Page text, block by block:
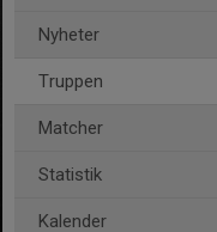
Nyheter
Truppen
Matcher
Statistik
Kalender